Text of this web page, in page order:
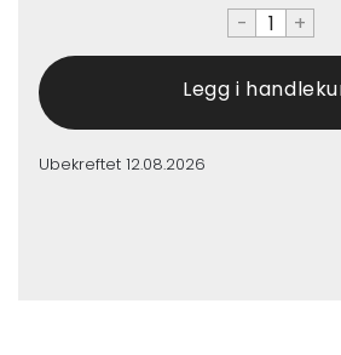
- +
Ubekreftet 12.08.2026